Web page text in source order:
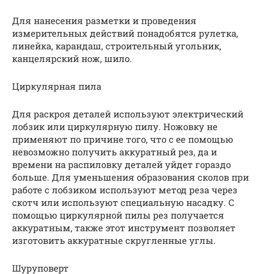
Для нанесения разметки и проведения
измерительных действий понадобятся рулетка,
линейка, карандаш, строительный угольник,
канцелярский нож, шило.
Циркулярная пила
Для раскроя деталей используют электрический
лобзик или циркулярную пилу. Ножовку не
применяют по причине того, что с ее помощью
невозможно получить аккуратный рез, да и
времени на распиловку деталей уйдет гораздо
больше. Для уменьшения образования сколов при
работе с лобзиком используют метод реза через
скотч или используют специальную насадку. С
помощью циркулярной пилы рез получается
аккуратным, также этот инструмент позволяет
изготовить аккуратные скругленные углы.
Шуруповерт